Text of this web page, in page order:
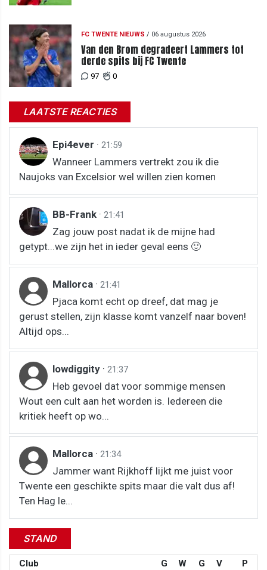
FC TWENTE NIEUWS / 06 augustus 2026
Van den Brom degradeert Lammers tot
derde spits bij FC Twente
97 0
LAATSTE REACTIES
Epi4ever · 21:59
Wanneer Lammers vertrekt zou ik die
Naujoks van Excelsior wel willen zien komen
BB-Frank · 21:41
Zag jouw post nadat ik de mijne had
getypt...we zijn het in ieder geval eens 🙂
Mallorca · 21:41
Pjaca komt echt op dreef, dat mag je
gerust stellen, zijn klasse komt vanzelf naar boven!
Altijd ops...
lowdiggity · 21:37
Heb gevoel dat voor sommige mensen
Wout een cult aan het worden is. Iedereen die
kritiek heeft op wo...
Mallorca · 21:34
Jammer want Rijkhoff lijkt me juist voor
Twente een geschikte spits maar die valt dus af!
Ten Hag le...
STAND
Club G W G V
P